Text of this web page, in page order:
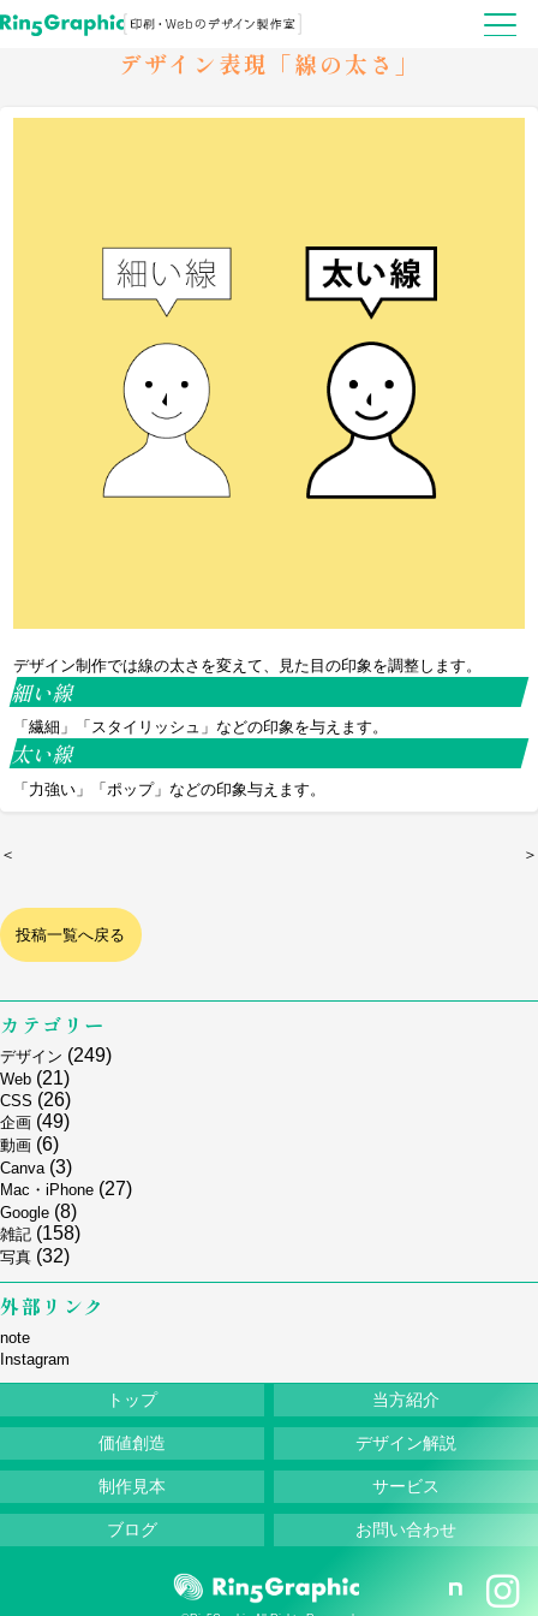
デザイン表現「線の太さ」
デザイン制作では線の太さを変えて、見た目の印象を調整します。
細い線
「繊細」「スタイリッシュ」などの印象を与えます。
太い線
「力強い」「ポップ」などの印象与えます。
＜ ＞
投稿一覧へ戻る
カテゴリー
デザイン (249)
Web (21)
CSS (26)
企画 (49)
動画 (6)
Canva (3)
Mac・iPhone (27)
Google (8)
雑記 (158)
写真 (32)
外部リンク
note
Instagram
トップ 当方紹介
価値創造 デザイン解説
制作見本 サービス
ブログ お問い合わせ